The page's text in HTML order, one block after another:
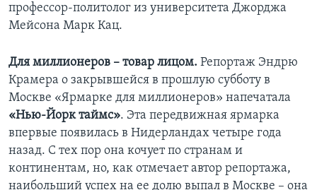
профессор-политолог из университета Джорджа
Мейсона Марк Кац.
Для миллионеров – товар лицом. Репортаж Эндрю
Крамера о закрывшейся в прошлую субботу в
Москве «Ярмарке для миллионеров» напечатала
«Нью-Йорк таймс». Эта передвижная ярмарка
впервые появилась в Нидерландах четыре года
назад. С тех пор она кочует по странам и
континентам, но, как отмечает автор репортажа,
наибольший успех на ее долю выпал в Москве – она